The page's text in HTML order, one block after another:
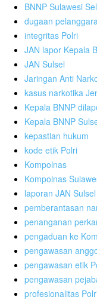
BNNP Sulawesi
dugaan
integritas Polri
JAN lapor Kepala
JAN Sulsel
Jaringan Anti
kasus narkotika
Kepala BNNP
Kepala BNNP
kepastian hukum
kode etik Polri
Kompolnas
Kompolnas
laporan JAN Sulsel
pemberantasan
penanganan
pengaduan ke
pengawasan
pengawasan etik
pengawasan
profesionalitas